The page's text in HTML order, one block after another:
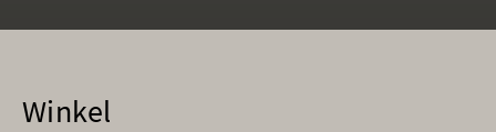
Winkel